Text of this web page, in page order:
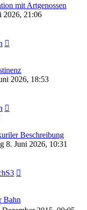
mit Artgenossen
2026, 21:06
2026, 18:53
Beschreibung
8. Juni 2026, 10:31
Bahn